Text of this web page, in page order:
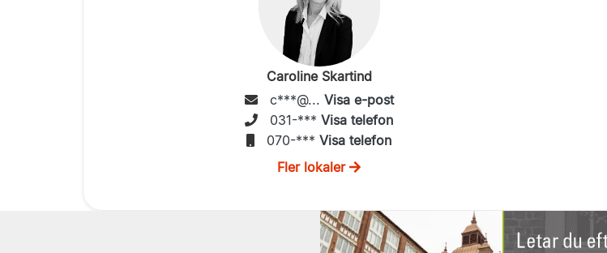
Caroline Skartind
c***@... Visa e-post
031-*** Visa telefon
070-*** Visa telefon
Fler lokaler